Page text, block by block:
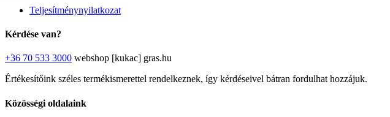
Teljesítménynyilatkozat
Kérdése van?
+36 70 533 3000 webshop [kukac] gras.hu
Értékesítőink széles termékismerettel rendelkeznek, így kérdéseivel bátran fordulhat hozzájuk.
Közösségi oldalaink